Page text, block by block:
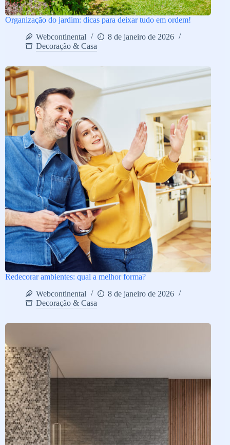
Organização do jardim: dicas para deixar tudo em ordem!
Webcontinental
8 de janeiro de 2026
Decoração & Casa
Redecorar ambientes: qual a melhor forma?
Webcontinental
8 de janeiro de 2026
Decoração & Casa